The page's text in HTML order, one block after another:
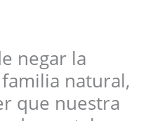
negar la
natural,
que nuestra